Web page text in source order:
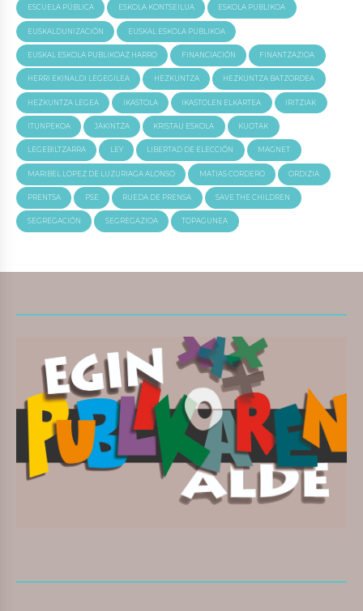
ESCUELA PÚBLICA ESKOLA KONTSEILUA ESKOLA PUBLIKOA
EUSKALDUNIZACIÓN EUSKAL ESKOLA PUBLIKOA
EUSKAL ESKOLA PUBLIKOAZ HARRO FINANCIACIÓN FINANTZAZIOA
HERRI EKINALDI LEGEGILEA HEZKUNTZA HEZKUNTZA BATZORDEA
HEZKUNTZA LEGEA IKASTOLA IKASTOLEN ELKARTEA IRITZIAK
ITUNPEKOA JAKINTZA KRISTAU ESKOLA KUOTAK
LEGEBILTZARRA LEY LIBERTAD DE ELECCIÓN MAGNET
MARIBEL LOPEZ DE LUZURIAGA ALONSO MATIAS CORDERO ORDIZIA
PRENTSA PSE RUEDA DE PRENSA SAVE THE CHILDREN
SEGREGACIÓN SEGREGAZIOA TOPAGUNEA